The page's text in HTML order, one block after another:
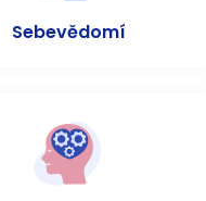
Sebevědomí